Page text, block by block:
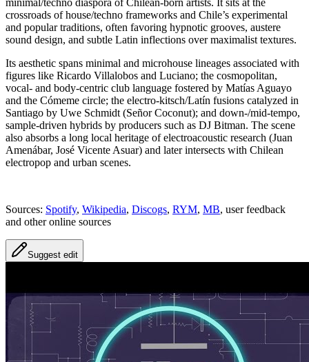
crossroads of house/techno frameworks and Chile’s experimental
and popular traditions, often favoring hypnotic grooves, austere
sound design, and subtle Latin inflections over maximalist textures.
Its aesthetic spans minimal and microhouse lineages associated with
figures like Ricardo Villalobos and Luciano; the cosmopolitan,
vocal‑ and body‑centric club language fostered by Matías Aguayo
and the Cómeme circle; the electro‑kitsch/Latín fusions catalyzed in
Santiago by Uwe Schmidt (Señor Coconut); and down‑/mid‑tempo,
sample‑driven hybrids by producers such as DJ Bitman. The scene
also absorbs a long local heritage of electroacoustic research (Juan
Amenábar, José Vicente Asuar) and later intersects with Chilean
electropop and urban scenes.
Sources: Spotify, Wikipedia, Discogs, RYM, MB, user feedback
and other online sources
Suggest edit